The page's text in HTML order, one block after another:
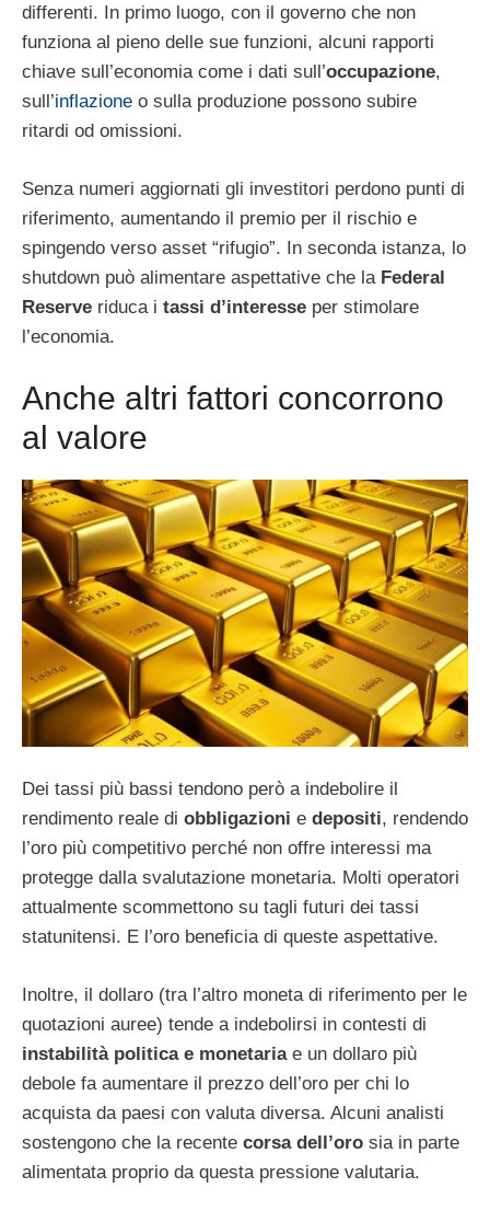
differenti. In primo luogo, con il governo che non
funziona al pieno delle sue funzioni, alcuni rapporti
chiave sull’economia come i dati sull’occupazione,
sull’inflazione o sulla produzione possono subire
ritardi od omissioni.
Senza numeri aggiornati gli investitori perdono punti di
riferimento, aumentando il premio per il rischio e
spingendo verso asset “rifugio”. In seconda istanza, lo
shutdown può alimentare aspettative che la Federal
Reserve riduca i tassi d’interesse per stimolare
l’economia.
Anche altri fattori concorrono
al valore
Dei tassi più bassi tendono però a indebolire il
rendimento reale di obbligazioni e depositi, rendendo
l’oro più competitivo perché non offre interessi ma
protegge dalla svalutazione monetaria. Molti operatori
attualmente scommettono su tagli futuri dei tassi
statunitensi. E l’oro beneficia di queste aspettative.
Inoltre, il dollaro (tra l’altro moneta di riferimento per le
quotazioni auree) tende a indebolirsi in contesti di
instabilità politica e monetariae un dollaro più
debole fa aumentare il prezzo dell’oro per chi lo
acquista da paesi con valuta diversa. Alcuni analisti
sostengono che la recente corsa dell’oro sia in parte
alimentata proprio da questa pressione valutaria.